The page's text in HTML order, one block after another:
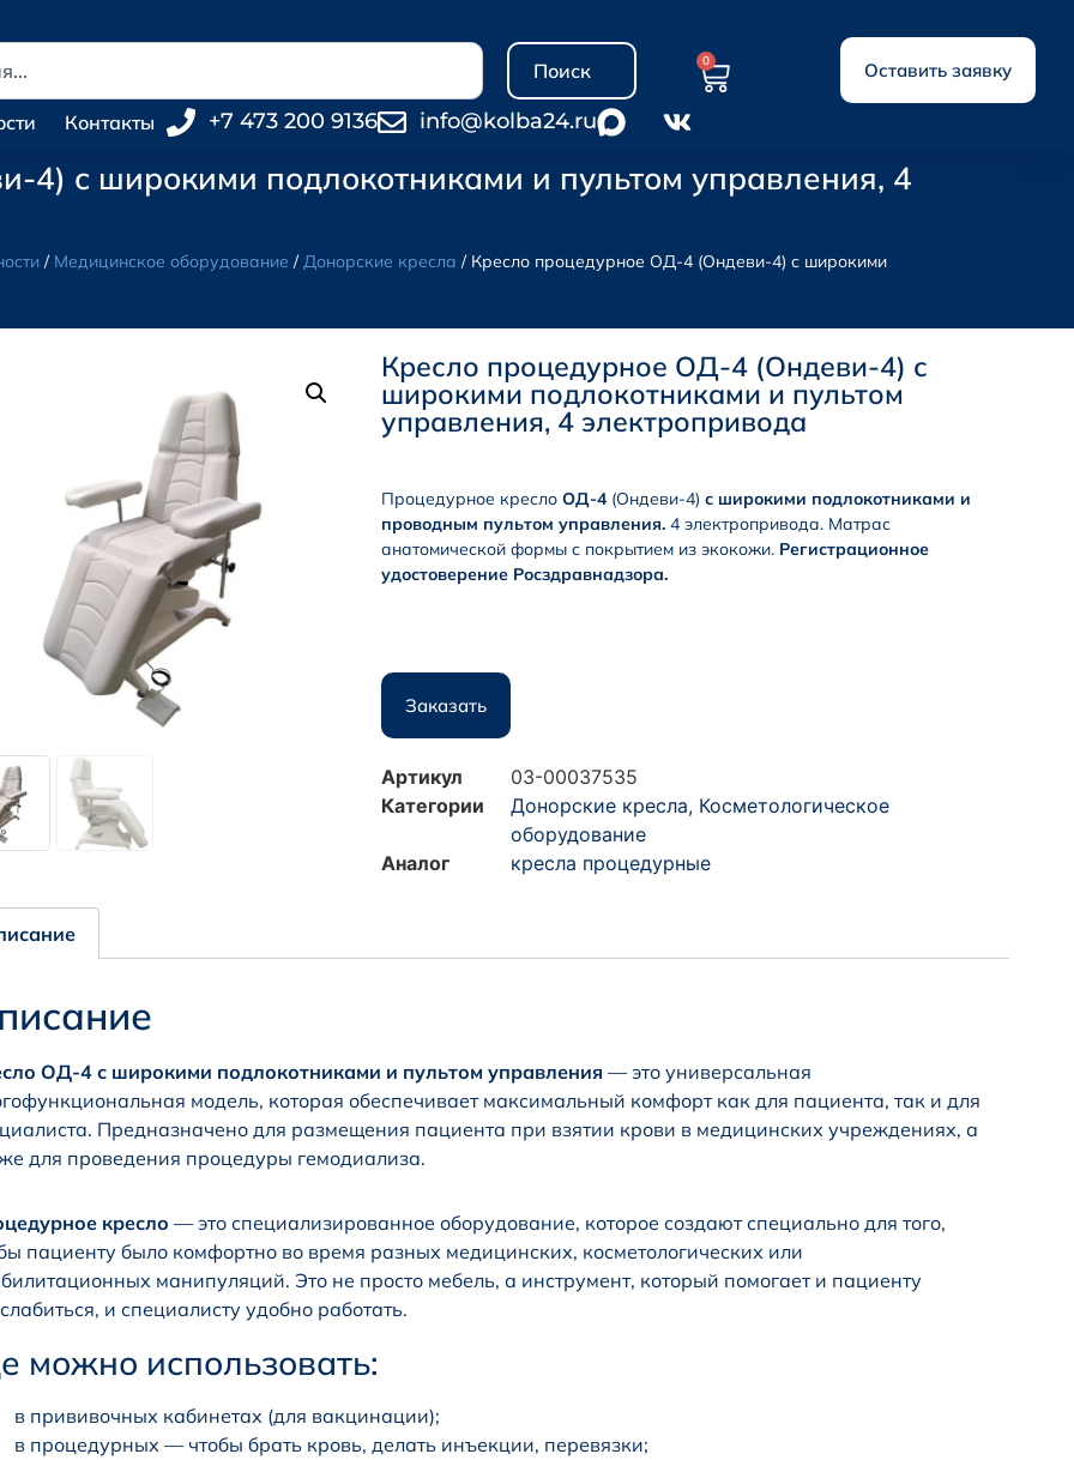
Поиск 0 Оставить заявку
Контакты +7 473 200 9136 info@kolba24.ru
4) с широкими подлокотниками и пультом управления, 4
/ Медицинское оборудование /Донорские кресла / Кресло процедурное ОД-4 (Ондеви-4) с широкими
Кресло процедурное ОД-4 (Ондеви-4) с
широкими подлокотниками и пультом
управления, 4 электропривода
Процедурное кресло ОД-4(Ондеви-4) с широкими подлокотниками и
проводным пультом управления. 4 электропривода. Матрас
анатомической формы с покрытием из экокожи. Регистрационное
удостоверение Росздравнадзора.
Заказать
Артикул
03-00037535
Категории
Донорские кресла, Косметологическое
оборудование
Аналог
кресла процедурные
ОД-4 с широкими подлокотниками и пультом управления — это универсальная
модель, которая обеспечивает максимальный комфорт как для пациента, так и для
Предназначено для размещения пациента при взятии крови в медицинских учреждениях, а
для проведения процедуры гемодиализа.
кресло — это специализированное оборудование, которое создают специально для того,
пациенту было комфортно во время разных медицинских, косметологических или
манипуляций. Это не просто мебель, а инструмент, который помогает и пациенту
и специалисту удобно работать.
можно использовать:
в прививочных кабинетах (для вакцинации);
в процедурных — чтобы брать кровь, делать инъекции, перевязки;